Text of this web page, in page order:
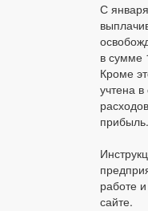
С
в сумме
Кроме
учтена
прибыль.
работе
сайте.